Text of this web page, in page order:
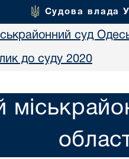
Судова влада
суд
до суду 2020